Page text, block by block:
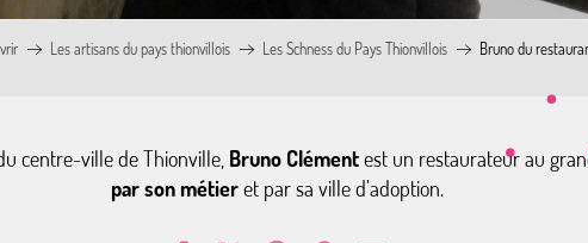
Les artisans du pays thionvillois Les Schness du Pays Thionvillois Bruno du
centre-ville de Thionville, Bruno Clémentest un restaurateur au
par son métieret par sa ville d’adoption.